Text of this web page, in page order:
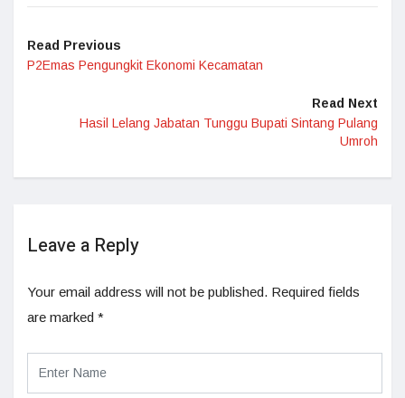
Read Previous
P2Emas Pengungkit Ekonomi Kecamatan
Read Next
Hasil Lelang Jabatan Tunggu Bupati Sintang Pulang
Umroh
Leave a Reply
Your email address will not be published. Required fields
are marked *